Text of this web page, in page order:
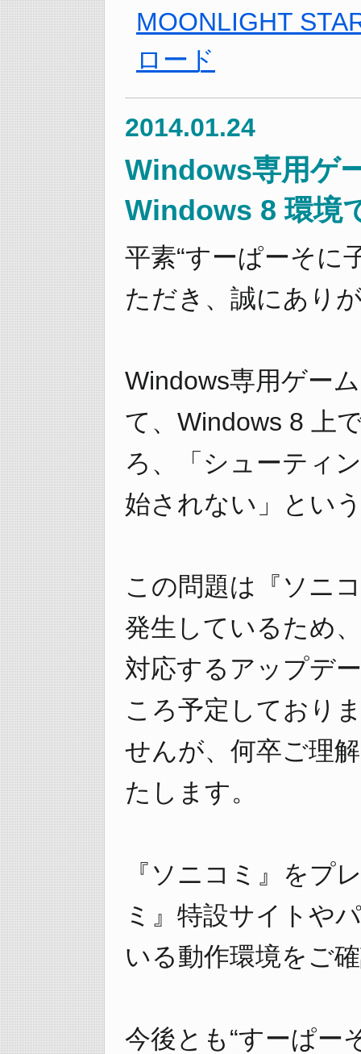
MOONLIGHT
ロード
2014.01.24
Windows専用ゲ
Windows 8 環境
平素“すーぱーそに
ただき、誠にあり
Windows専用ゲー
て、Windows 8 上
ろ、「シューティ
始されない」とい
この問題は『ソニ
発生しているため
対応するアップデ
ころ予定しており
せんが、何卒ご理
たします。
『ソニコミ』をプ
ミ』特設サイトや
いる動作環境をご
今後とも“すーぱー